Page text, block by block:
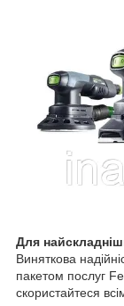
Для
Виняткова
пакетом послуг
скористайтеся